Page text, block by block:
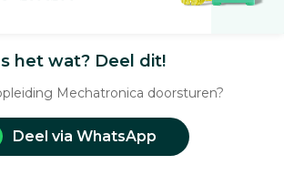
het wat? Deel dit!
Mechatronica doorsturen?
Deel via WhatsApp